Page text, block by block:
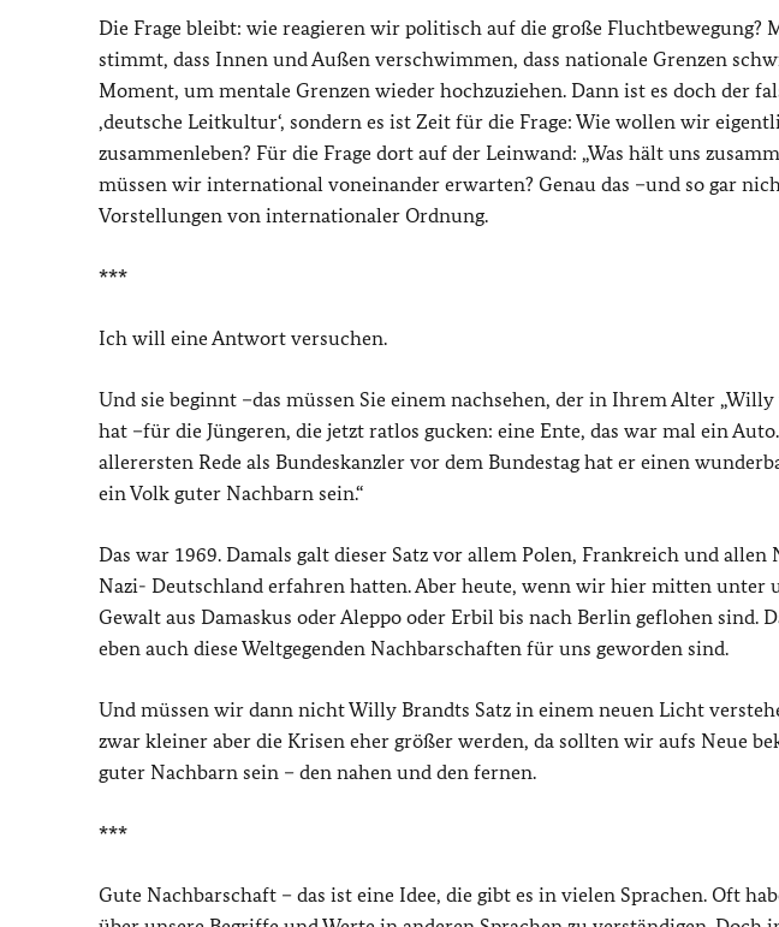
Die Frage bleibt: wie reagieren wir politisch auf die große Fluchtbewegung?
stimmt, dass Innen und Außen verschwimmen, dass nationale Grenzen
Moment, um mentale Grenzen wieder hochzuziehen. Dann ist es doch der
‚deutsche Leitkultur‘, sondern es ist Zeit für die Frage: Wie wollen wir
zusammenleben? Für die Frage dort auf der Leinwand: „Was hält uns
müssen wir international voneinander erwarten? Genau das –und so gar
Vorstellungen von internationaler Ordnung.
***
Ich will eine Antwort versuchen.
Und sie beginnt –das müssen Sie einem nachsehen, der in Ihrem Alter
hat –für die Jüngeren, die jetzt ratlos gucken: eine Ente, das war mal ein
allerersten Rede als Bundeskanzler vor dem Bundestag hat er einen
ein Volk guter Nachbarn sein.“
Das war 1969. Damals galt dieser Satz vor allem Polen, Frankreich und
Nazi- Deutschland erfahren hatten. Aber heute, wenn wir hier mitten unter
Gewalt aus Damaskus oder Aleppo oder Erbil bis nach Berlin geflohen sind.
eben auch diese Weltgegenden Nachbarschaften für uns geworden sind.
Und müssen wir dann nicht Willy Brandts Satz in einem neuen Licht
zwar kleiner aber die Krisen eher größer werden, da sollten wir aufs Neue
guter Nachbarn sein – den nahen und den fernen.
***
Gute Nachbarschaft – das ist eine Idee, die gibt es in vielen Sprachen. Oft